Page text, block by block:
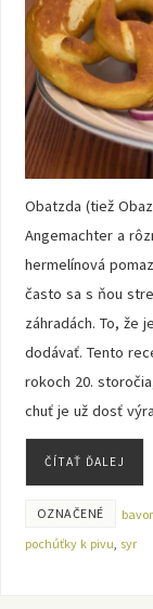
Obatzda (tiež
Angemachter a
hermelínová
často sa s ňou
záhradách. To, že
dodávať. Tento
rokoch 20.
chuť je už dosť
ČÍTAŤ ĎALEJ
OZNAČENÉ
pochúťky k pivu, syr